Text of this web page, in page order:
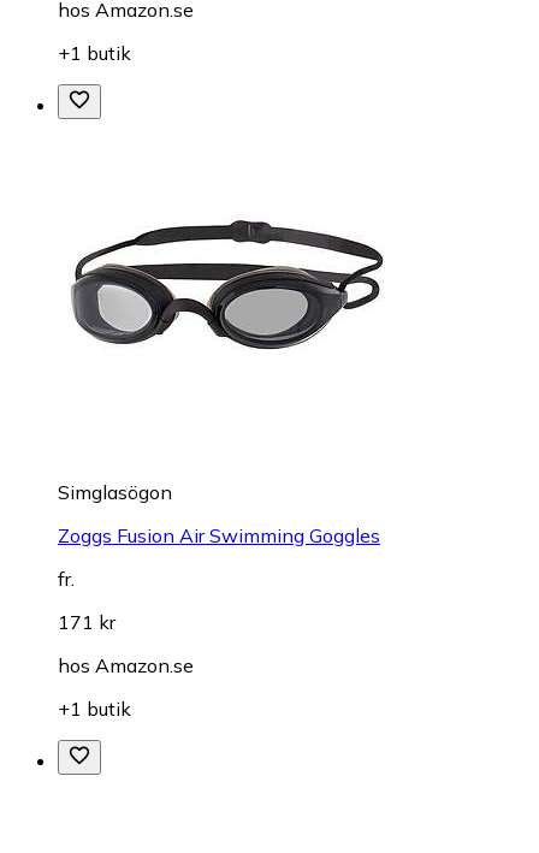
hos Amazon.se
+1 butik
Simglasögon
Zoggs Fusion Air Swimming Goggles
fr.
171 kr
hos Amazon.se
+1 butik